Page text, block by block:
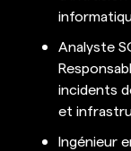
Analyste
incidents
et
Ingénieur